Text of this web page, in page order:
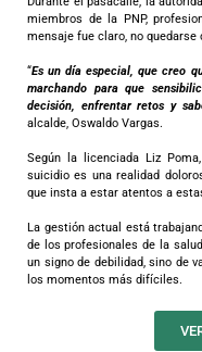
miembros de la PNP,
mensaje fue claro, no quedarse
“Es un día especial, que creo
marchando para que
decisión, enfrentar retos y
alcalde, Oswaldo Vargas.
Según la licenciada Liz
suicidio es una realidad
que insta a estar atentos a
La gestión actual está
de los profesionales de la
un signo de debilidad, sino de
los momentos más difíciles.